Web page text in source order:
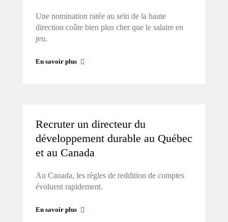
Une nomination ratée au sein de la haute
direction coûte bien plus cher que le salaire en
jeu.
En savoir plus
Recruter un directeur du
développement durable au Québec
et au Canada
Au Canada, les règles de reddition de comptes
évoluent rapidement.
En savoir plus